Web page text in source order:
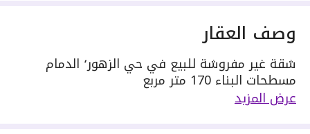
وصف العقار
شقة غير مفروشة للبيع في حي الزهور٬ الدمام
مسطحات البناء 170 متر مربع
يحدها 1 شارع:
عرض المزيد